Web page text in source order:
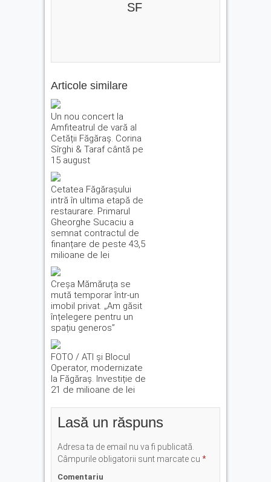
SF
Articole similare
Un nou concert la
Amfiteatrul de vară al
Cetății Făgăraș. Corina
Sîrghi & Taraf cântă pe
15 august
Cetatea Făgărașului
intră în ultima etapă de
restaurare. Primarul
Gheorghe Sucaciu a
semnat contractul de
finanțare de peste 43,5
milioane de lei
Creșa Mămăruța se
mută temporar într-un
imobil privat. „Am găsit
înțelegere pentru un
spațiu generos”
FOTO / ATI și Blocul
Operator, modernizate
la Făgăraș. Investiție de
21 de milioane de lei
Lasă un răspuns
Adresa ta de email nu va fi publicată.
Câmpurile obligatorii sunt marcate cu *
Comentariu